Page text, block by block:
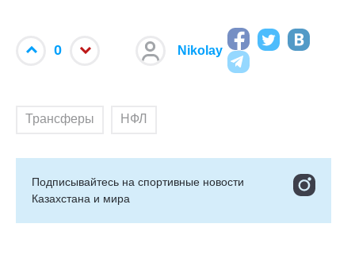
0 Nikolay
Трансферы НФЛ
Подписывайтесь на cпортивные новости
Казахстана и мира